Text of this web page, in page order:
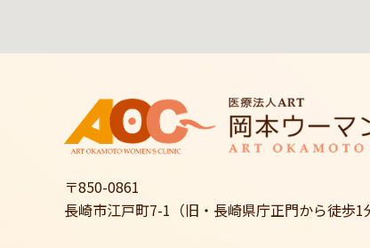
〒850-0861
長崎市江戸町7-1（旧・長崎県庁正門から徒歩1